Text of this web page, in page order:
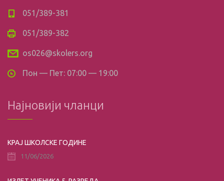
051/389-381
051/389-382
os026@skolers.org
Пон — Пет: 07:00 — 19:00
Најновији чланци
КРАЈ ШКОЛСКЕ ГОДИНЕ
11/06/2026